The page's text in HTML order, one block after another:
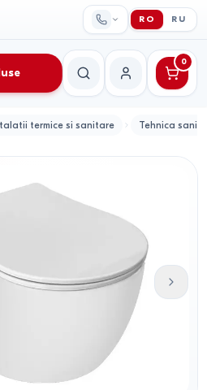
RO RU
CăutareContul meu
0
termice si sanitare Tehnica